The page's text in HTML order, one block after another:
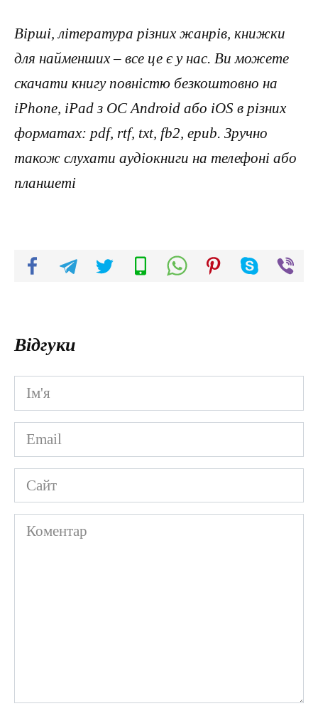
Вірші, література різних жанрів, книжки
для найменших – все це є у нас. Ви можете
скачати книгу повністю безкоштовно на
iPhone, iPad з ОС Android або iOS в різних
форматах: pdf, rtf, txt, fb2, epub. Зручно
також слухати аудіокниги на телефоні або
планшеті
Відгуки
Ім'я
*
Email
*
Сайт
Коментар